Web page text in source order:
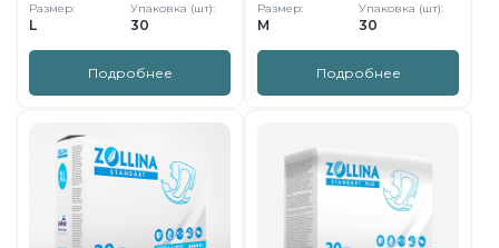
Размер:
L
Упаковка (шт):
30
Подробнее
Размер:
M
Упаковка (шт):
30
Подробнее